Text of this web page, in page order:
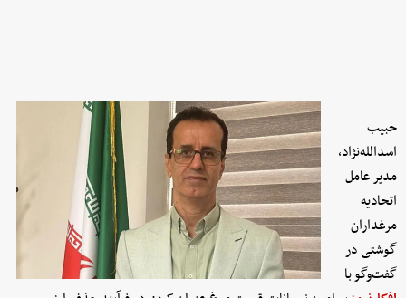
حبیب‌
اسدالله‌نژاد،
مدیر عامل
اتحادیه
مرغداران
گوشتی در
گفت‌وگو با